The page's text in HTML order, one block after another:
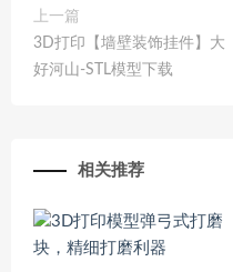
上一篇
3D打印【墙壁装饰挂件】大
好河山-STL模型下载
相关推荐